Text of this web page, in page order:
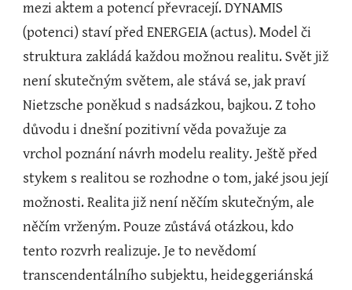
mezi aktem a potencí převracejí. DYNAMIS
(potenci) staví před ENERGEIA (actus). Model či
struktura zakládá každou možnou realitu. Svět již
není skutečným světem, ale stává se, jak praví
Nietzsche poněkud s nadsázkou, bajkou. Z toho
důvodu i dnešní pozitivní věda považuje za
vrchol poznání návrh modelu reality. Ještě před
stykem s realitou se rozhodne o tom, jaké jsou její
možnosti. Realita již není něčím skutečným, ale
něčím vrženým. Pouze zůstává otázkou, kdo
tento rozvrh realizuje. Je to nevědomí
transcendentálního subjektu, heideggeriánská